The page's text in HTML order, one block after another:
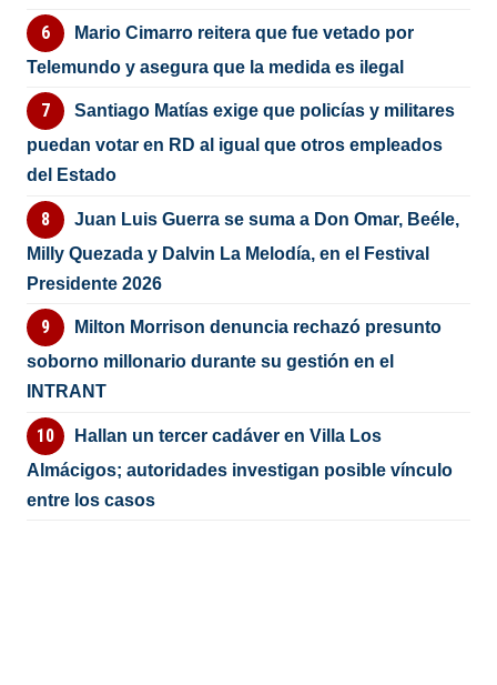
Mario Cimarro reitera que fue vetado por
Telemundo y asegura que la medida es ilegal
Santiago Matías exige que policías y militares
puedan votar en RD al igual que otros empleados
del Estado
Juan Luis Guerra se suma a Don Omar, Beéle,
Milly Quezada y Dalvin La Melodía, en el Festival
Presidente 2026
Milton Morrison denuncia rechazó presunto
soborno millonario durante su gestión en el
INTRANT
Hallan un tercer cadáver en Villa Los
Almácigos; autoridades investigan posible vínculo
entre los casos